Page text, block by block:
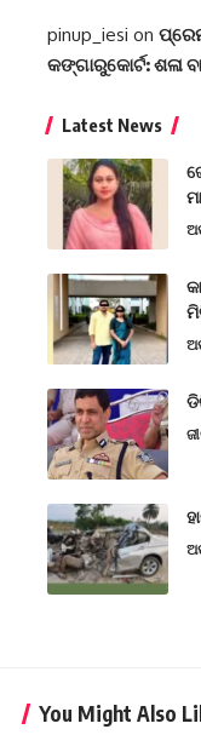
pinup_iesi on
କଙ୍ଗାରୁକୋର୍ଟ: ଶଳା
Latest News
You Might Also